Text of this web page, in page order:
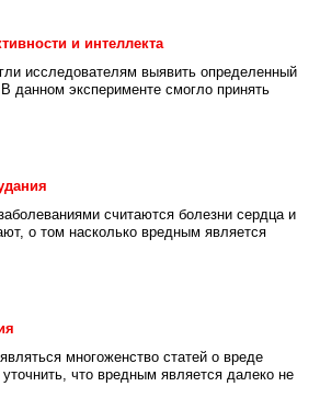
и интеллекта
исследователям выявить определенный
данном эксперименте смогло принять
считаются болезни сердца и
о том насколько вредным является
многоженство статей о вреде
что вредным является далеко не